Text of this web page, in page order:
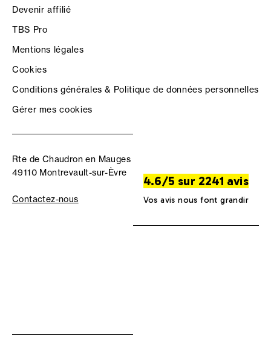
Devenir affilié
TBS Pro
Mentions légales
Cookies
Conditions générales & Politique de données personnelles
Gérer mes cookies
Rte de Chaudron en Mauges
49110 Montrevault-sur-Èvre
Contactez-nous
4.6/5 sur 2241 avis
Vos avis nous font grandir